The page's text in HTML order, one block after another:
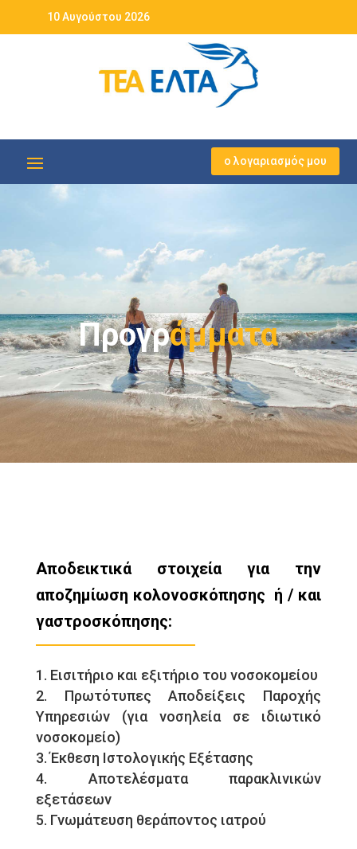
10 Αυγούστου 2026
ο λογαριασμός μου
Προγράμματα
Αποδεικτικά στοιχεία για την
αποζημίωση κολονοσκόπησης ή / και
γαστροσκόπησης:
Εισιτήριο και εξιτήριο του νοσοκομείου
Πρωτότυπες Αποδείξεις Παροχής
Υπηρεσιών (για νοσηλεία σε ιδιωτικό
νοσοκομείο)
Έκθεση Ιστολογικής Εξέτασης
Αποτελέσματα παρακλινικών
εξετάσεων
Γνωμάτευση θεράποντος ιατρού